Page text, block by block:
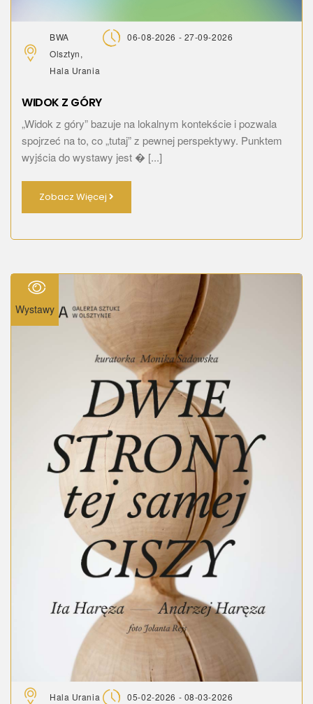
BWA
Olsztyn,
Hala Urania
06-08-2026 - 27-09-2026
WIDOK Z GÓRY
„Widok z góry” bazuje na lokalnym kontekście i pozwala
spojrzeć na to, co „tutaj” z pewnej perspektywy. Punktem
wyjścia do wystawy jest � [...]
Zobacz Więcej
Wystawy
Hala Urania 05-02-2026 - 08-03-2026